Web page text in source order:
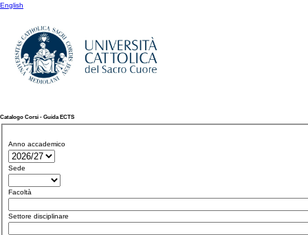
English
Catalogo Corsi - Guida ECTS
Anno accademico
Sede
Facoltà
Settore disciplinare